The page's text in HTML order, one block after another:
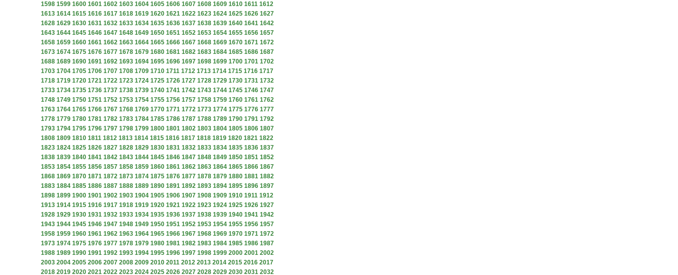
1598 1599 1600 1601 1602 1603 1604 1605 1606 1607 1608 1609 1610 1611 1612
1613 1614 1615 1616 1617 1618 1619 1620 1621 1622 1623 1624 1625 1626 1627
1628 1629 1630 1631 1632 1633 1634 1635 1636 1637 1638 1639 1640 1641 1642
1643 1644 1645 1646 1647 1648 1649 1650 1651 1652 1653 1654 1655 1656 1657
1658 1659 1660 1661 1662 1663 1664 1665 1666 1667 1668 1669 1670 1671 1672
1673 1674 1675 1676 1677 1678 1679 1680 1681 1682 1683 1684 1685 1686 1687
1688 1689 1690 1691 1692 1693 1694 1695 1696 1697 1698 1699 1700 1701 1702
1703 1704 1705 1706 1707 1708 1709 1710 1711 1712 1713 1714 1715 1716 1717
1718 1719 1720 1721 1722 1723 1724 1725 1726 1727 1728 1729 1730 1731 1732
1733 1734 1735 1736 1737 1738 1739 1740 1741 1742 1743 1744 1745 1746 1747
1748 1749 1750 1751 1752 1753 1754 1755 1756 1757 1758 1759 1760 1761 1762
1763 1764 1765 1766 1767 1768 1769 1770 1771 1772 1773 1774 1775 1776 1777
1778 1779 1780 1781 1782 1783 1784 1785 1786 1787 1788 1789 1790 1791 1792
1793 1794 1795 1796 1797 1798 1799 1800 1801 1802 1803 1804 1805 1806 1807
1808 1809 1810 1811 1812 1813 1814 1815 1816 1817 1818 1819 1820 1821 1822
1823 1824 1825 1826 1827 1828 1829 1830 1831 1832 1833 1834 1835 1836 1837
1838 1839 1840 1841 1842 1843 1844 1845 1846 1847 1848 1849 1850 1851 1852
1853 1854 1855 1856 1857 1858 1859 1860 1861 1862 1863 1864 1865 1866 1867
1868 1869 1870 1871 1872 1873 1874 1875 1876 1877 1878 1879 1880 1881 1882
1883 1884 1885 1886 1887 1888 1889 1890 1891 1892 1893 1894 1895 1896 1897
1898 1899 1900 1901 1902 1903 1904 1905 1906 1907 1908 1909 1910 1911 1912
1913 1914 1915 1916 1917 1918 1919 1920 1921 1922 1923 1924 1925 1926 1927
1928 1929 1930 1931 1932 1933 1934 1935 1936 1937 1938 1939 1940 1941 1942
1943 1944 1945 1946 1947 1948 1949 1950 1951 1952 1953 1954 1955 1956 1957
1958 1959 1960 1961 1962 1963 1964 1965 1966 1967 1968 1969 1970 1971 1972
1973 1974 1975 1976 1977 1978 1979 1980 1981 1982 1983 1984 1985 1986 1987
1988 1989 1990 1991 1992 1993 1994 1995 1996 1997 1998 1999 2000 2001 2002
2003 2004 2005 2006 2007 2008 2009 2010 2011 2012 2013 2014 2015 2016 2017
2018 2019 2020 2021 2022 2023 2024 2025 2026 2027 2028 2029 2030 2031 2032